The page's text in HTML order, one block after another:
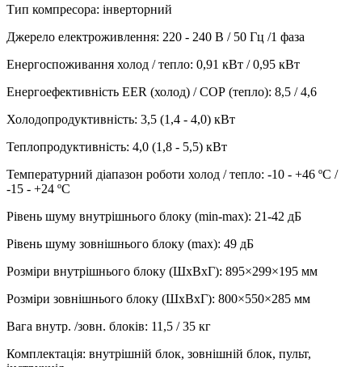
Тип компресора: інверторний
Джерело електроживлення: 220 - 240 В / 50 Гц /1 фаза
Енергоспоживання холод / тепло: 0,91 кВт / 0,95 кВт
Енергоефективність EER (холод) / СОР (тепло): 8,5 / 4,6
Холодопродуктивність: 3,5 (1,4 - 4,0) кВт
Теплопродуктивність: 4,0 (1,8 - 5,5) кВт
Температурний діапазон роботи холод / тепло: -10 - +46 ºС /
-15 - +24 ºC
Рівень шуму внутрішнього блоку (min-max): 21-42 дБ
Рівень шуму зовнішнього блоку (max): 49 дБ
Розміри внутрішнього блоку (ШхВхГ): 895×299×195 мм
Розміри зовнішнього блоку (ШхВхГ): 800×550×285 мм
Вага внутр. /зовн. блоків: 11,5 / 35 кг
Комплектація: внутрішній блок, зовнішній блок, пульт,